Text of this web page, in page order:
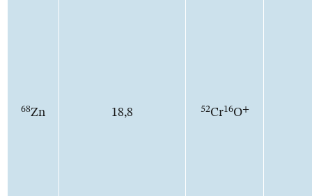
68Zn 18,8 52Cr16O+